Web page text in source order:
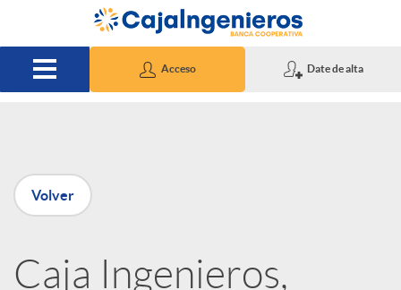
Saltar al contenido principal
Acceso Date de alta
P
u
b
Volver
Caja Ingenieros,